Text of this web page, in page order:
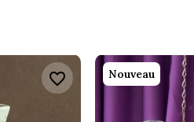
favorite_border Nouveau